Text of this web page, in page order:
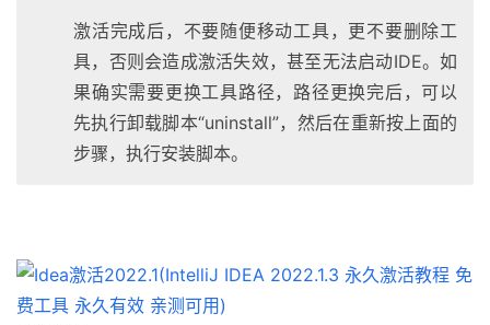
激活完成后，不要随便移动工具，更不要删除工
具，否则会造成激活失效，甚至无法启动IDE。如
果确实需要更换工具路径，路径更换完后，可以
先执行卸载脚本“uninstall”，然后在重新按上面的
步骤，执行安装脚本。